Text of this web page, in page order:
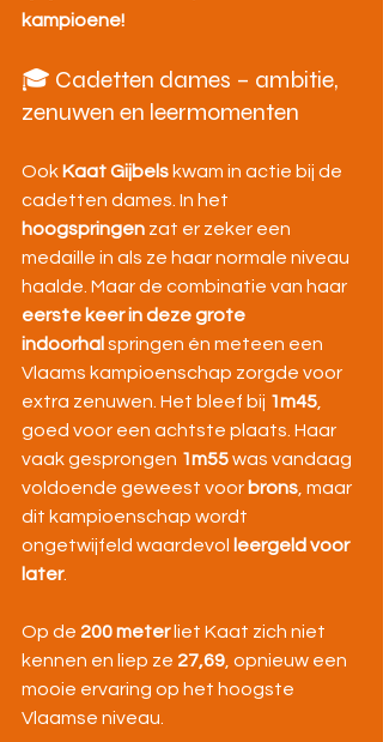
kampioene!
🎓 Cadetten dames – ambitie,
zenuwen en leermomenten
Ook Kaat Gijbels kwam in actie bij de
cadetten dames. In het
hoogspringen zat er zeker een
medaille in als ze haar normale niveau
haalde. Maar de combinatie van haar
eerste keer in deze grote
indoorhal springen én meteen een
Vlaams kampioenschap zorgde voor
extra zenuwen. Het bleef bij 1m45
goed voor een achtste plaats. Haar
vaak gesprongen 1m55 was vandaag
voldoende geweest voor brons , maar
dit kampioenschap wordt
ongetwijfeld waardevol
leergeld voor
later.
Op de 200 meter liet Kaat zich niet
kennen en liep ze 27,69 , opnieuw een
mooie ervaring op het hoogste
Vlaamse niveau.